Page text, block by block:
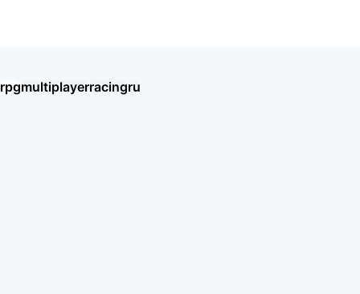
rpgmultiplayerracingru
Umamusume: Pretty Derby
王國之歌（Top Heroes）
BLACK RUSSIA
HAIKYU!! FLY HIGH
Thời Đại Anh Hùng
Seven Knights Re:BIRTH